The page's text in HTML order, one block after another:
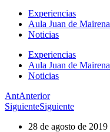
Experiencias
Aula Juan de Mairena
Noticias
Experiencias
Aula Juan de Mairena
Noticias
AntAnterior
SiguienteSiguiente
28 de agosto de 2019